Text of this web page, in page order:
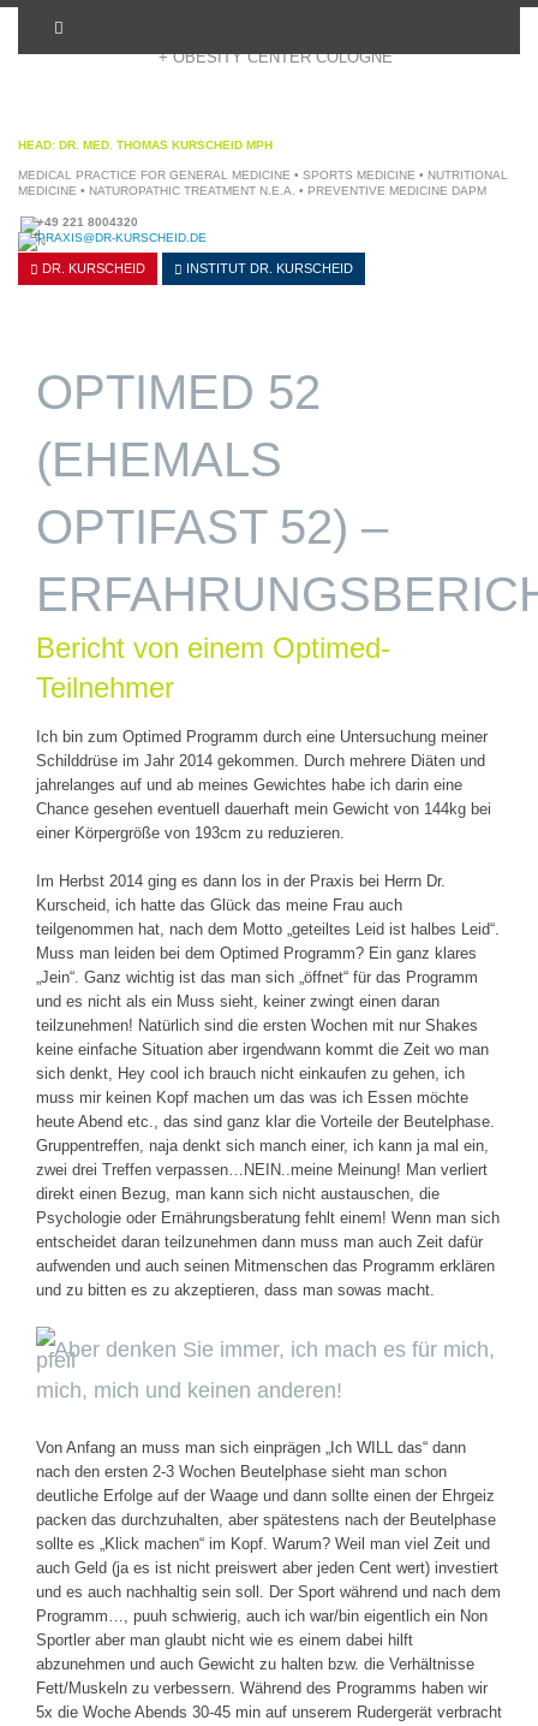
+ OBESITY CENTER COLOGNE
HEAD: DR. MED. THOMAS KURSCHEID MPH
MEDICAL PRACTICE FOR GENERAL MEDICINE • SPORTS MEDICINE • NUTRITIONAL
MEDICINE • NATUROPATHIC TREATMENT N.E.A. • PREVENTIVE MEDICINE DAPM
+49 221 8004320
PRAXIS@DR-KURSCHEID.DE
DR. KURSCHEID INSTITUT DR. KURSCHEID
OPTIMED 52
(EHEMALS
OPTIFAST 52) –
Bericht von einem Optimed-
Teilnehmer
Ich bin zum Optimed Programm durch eine Untersuchung meiner
Schilddrüse im Jahr 2014 gekommen. Durch mehrere Diäten und
jahrelanges auf und ab meines Gewichtes habe ich darin eine
Chance gesehen eventuell dauerhaft mein Gewicht von 144kg bei
einer Körpergröße von 193cm zu reduzieren.
Im Herbst 2014 ging es dann los in der Praxis bei Herrn Dr.
Kurscheid, ich hatte das Glück das meine Frau auch
teilgenommen hat, nach dem Motto „geteiltes Leid ist halbes Leid“.
Muss man leiden bei dem Optimed Programm? Ein ganz klares
„Jein“. Ganz wichtig ist das man sich „öffnet“ für das Programm
und es nicht als ein Muss sieht, keiner zwingt einen daran
teilzunehmen! Natürlich sind die ersten Wochen mit nur Shakes
keine einfache Situation aber irgendwann kommt die Zeit wo man
sich denkt, Hey cool ich brauch nicht einkaufen zu gehen, ich
muss mir keinen Kopf machen um das was ich Essen möchte
heute Abend etc., das sind ganz klar die Vorteile der Beutelphase.
Gruppentreffen, naja denkt sich manch einer, ich kann ja mal ein,
zwei drei Treffen verpassen…NEIN..meine Meinung! Man verliert
direkt einen Bezug, man kann sich nicht austauschen, die
Psychologie oder Ernährungsberatung fehlt einem! Wenn man sich
entscheidet daran teilzunehmen dann muss man auch Zeit dafür
aufwenden und auch seinen Mitmenschen das Programm erklären
und zu bitten es zu akzeptieren, dass man sowas macht.
Aber denken Sie immer, ich mach es für mich,
mich, mich und keinen anderen!
Von Anfang an muss man sich einprägen „Ich WILL das“ dann
nach den ersten 2-3 Wochen Beutelphase sieht man schon
deutliche Erfolge auf der Waage und dann sollte einen der Ehrgeiz
packen das durchzuhalten, aber spätestens nach der Beutelphase
sollte es „Klick machen“ im Kopf. Warum? Weil man viel Zeit und
auch Geld (ja es ist nicht preiswert aber jeden Cent wert) investiert
und es auch nachhaltig sein soll. Der Sport während und nach dem
Programm…, puuh schwierig, auch ich war/bin eigentlich ein Non
Sportler aber man glaubt nicht wie es einem dabei hilft
abzunehmen und auch Gewicht zu halten bzw. die Verhältnisse
Fett/Muskeln zu verbessern. Während des Programms haben wir
5x die Woche Abends 30-45 min auf unserem Rudergerät verbracht